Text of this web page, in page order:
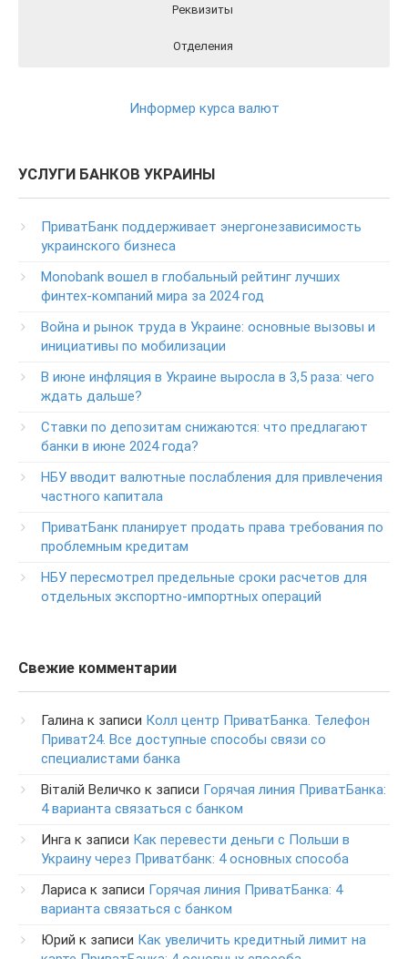
Реквизиты
Отделения
Круглосуточный телефон поддержки клиентов
(Бесплатно с мобильных в пределах Украины)
+38-056-716-11-31
клиентов ПриватБанка
Колл центр: 3700
Круглосуточный телефон поддержки VIP­-клиентов
ПриватБанка
+38-056-716-12-12
+38-073-900-00-02
Круглосуточный телефон поддержки владельцев карт
класса GOLD
Круглосуточный телефон поддержки обслуживания
0-800-500-030
0-800-500-804
Информер курса валют
УСЛУГИ БАНКОВ УКРАИНЫ
ПриватБанк поддерживает энергонезависимость
украинского бизнеса
Monobank вошел в глобальный рейтинг лучших
финтех-компаний мира за 2024 год
Война и рынок труда в Украине: основные вызовы и
инициативы по мобилизации
В июне инфляция в Украине выросла в 3,5 раза: чего
ждать дальше?
Ставки по депозитам снижаются: что предлагают
банки в июне 2024 года?
НБУ вводит валютные послабления для привлечения
частного капитала
ПриватБанк планирует продать права требования по
проблемным кредитам
НБУ пересмотрел предельные сроки расчетов для
отдельных экспортно-импортных операций
Свежие комментарии
Галина к записи Колл центр ПриватБанка. Телефон
Приват24. Все доступные способы связи со
специалистами банка
Віталій Величко к записи Горячая линия ПриватБанка:
4 варианта связаться с банком
Инга к записи Как перевести деньги с Польши в
Украину через Приватбанк: 4 основных способа
Лариса к записи Горячая линия ПриватБанка: 4
варианта связаться с банком
Юрий к записи Как увеличить кредитный лимит на